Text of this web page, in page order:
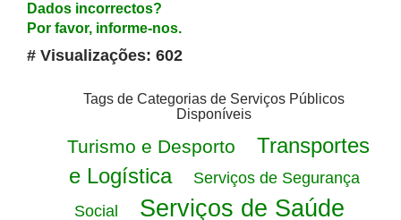
Dados incorrectos?
Por favor, informe-nos.
# Visualizações: 602
Tags de Categorias de Serviços Públicos
Disponíveis
Turismo e Desporto
Transportes
e Logística
Serviços de Segurança
Social
Serviços de Saúde